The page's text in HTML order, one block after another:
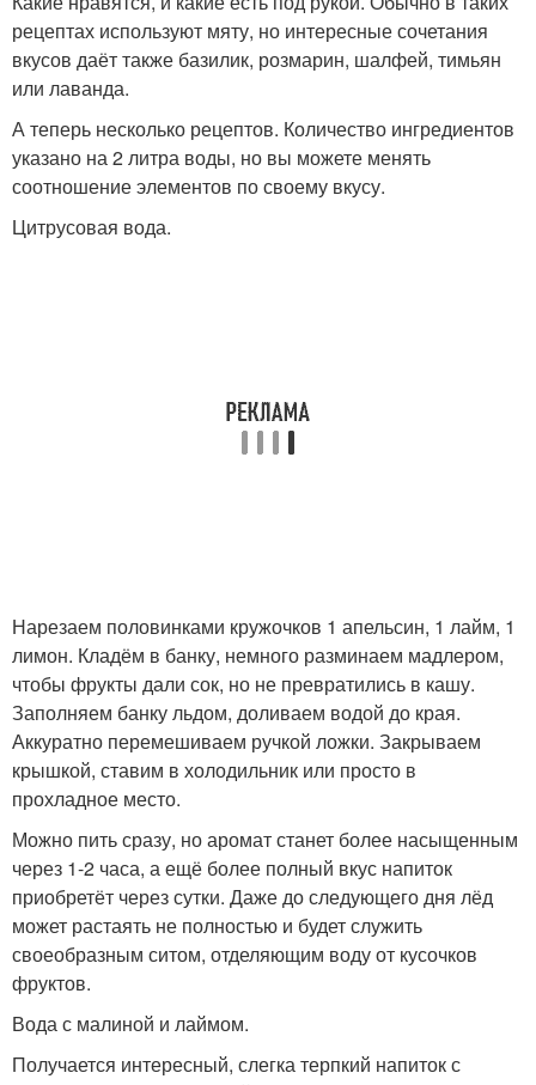
рецептах используют мяту, но интересные сочетания
вкусов даёт также базилик, розмарин, шалфей, тимьян
или лаванда.
А теперь несколько рецептов. Количество ингредиентов
указано на 2 литра воды, но вы можете менять
соотношение элементов по своему вкусу.
Цитрусовая вода.
Нарезаем половинками кружочков 1 апельсин, 1 лайм, 1
лимон. Кладём в банку, немного разминаем мадлером,
чтобы фрукты дали сок, но не превратились в кашу.
Заполняем банку льдом, доливаем водой до края.
Аккуратно перемешиваем ручкой ложки. Закрываем
крышкой, ставим в холодильник или просто в
прохладное место.
Можно пить сразу, но аромат станет более насыщенным
через 1-2 часа, а ещё более полный вкус напиток
приобретёт через сутки. Даже до следующего дня лёд
может растаять не полностью и будет служить
своеобразным ситом, отделяющим воду от кусочков
фруктов.
Вода с малиной и лаймом.
Получается интересный, слегка терпкий напиток с